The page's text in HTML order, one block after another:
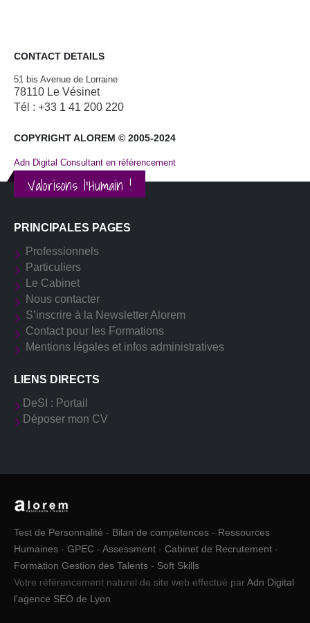
CONTACT DETAILS
51 bis Avenue de Lorraine
78110 Le Vésinet
Tél : +33 1 41 200 220
COPYRIGHT ALOREM © 2005-2024
Adn Digital Consultant en référencement
Valorisons l'Humain !
PRINCIPALES PAGES
Professionnels
Particuliers
Le Cabinet
Nous contacter
S’inscrire à la Newsletter Alorem
Contact pour les Formations
Mentions légales et infos administratives
LIENS DIRECTS
DeSI : Portail
Déposer mon CV
Test de Personnalité - Bilan de compétences - Ressources
Humaines - GPEC - Assessment - Cabinet de Recrutement -
Formation Gestion des Talents - Soft Skills
Votre référencement naturel de site web effectué parAdn Digital
l'agence SEO de Lyon